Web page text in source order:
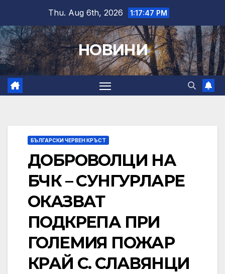
content
Thu. Aug 6th, 2026 1:17:48 PM
НОВИНИ
БЪЛГАРСКИ ЧЕРВЕН КРЪСТ
ДОБРОВОЛЦИ НА
БЧК – СУНГУРЛАРЕ
ОКАЗВАТ
ПОДКРЕПА ПРИ
ГОЛЕМИЯ ПОЖАР
КРАЙ С. СЛАВЯНЦИ